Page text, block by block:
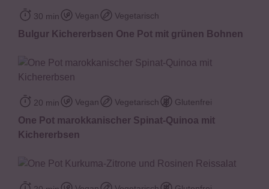
30 min Vegan Vegetarisch
Bulgur Kichererbsen One Pot mit grünen Bohnen
20 min Vegan Vegetarisch Glutenfrei
One Pot marokkanischer Spinat-Quinoa mit
Kichererbsen